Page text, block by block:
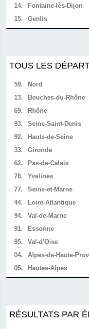
14.
Fontaine-lès-Dijon
15.
Genlis
TOUS LES
59.
Nord
13.
Bouches-du-Rhône
69.
Rhône
93.
Seine-Saint-Denis
92.
Hauts-de-Seine
33.
Gironde
62.
Pas-de-Calais
78.
Yvelines
77.
Seine-et-Marne
44.
Loire-Atlantique
94.
Val-de-Marne
91.
Essonne
95.
Val-d'Oise
04.
Alpes-de-Haute-
05.
Hautes-Alpes
RÉSULTATS PAR